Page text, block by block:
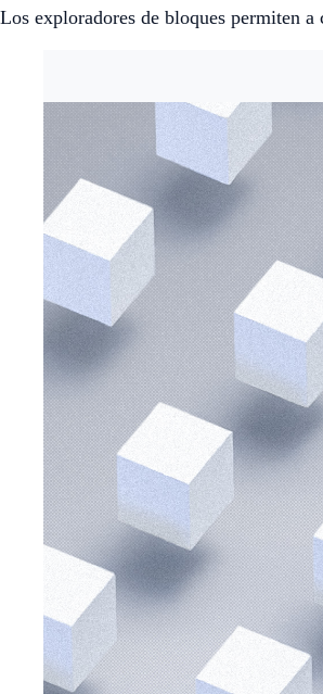
Los exploradores de bloques permiten